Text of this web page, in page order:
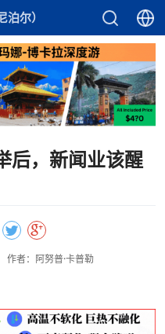
泊尔）
后，新闻业该醒
作者：阿努普·卡普勒